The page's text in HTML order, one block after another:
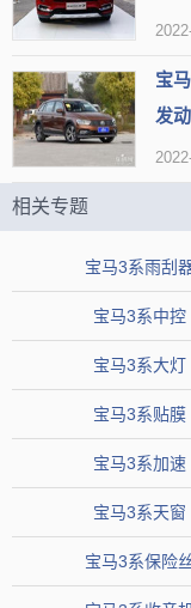
一般来说宝马3系
元，其中半年或者行驶
着车辆使用的年限增加
00元。
2、保险费用
保险费就越高，像宝马
中计算的话一年保险费
宝
发
相关专题
宝马3系雨刮
宝马3系中控
宝马3系大灯
宝马3系贴膜
宝马3系加速
宝马3系天窗
宝马3系保险